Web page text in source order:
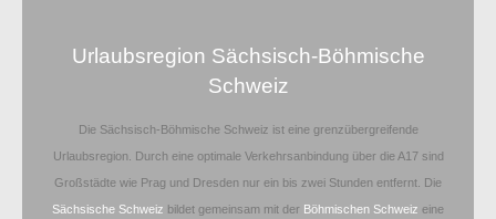
Urlaubsregion Sächsisch-Böhmische
Schweiz
Die Sächsisch-Böhmische Schweiz ist eine grenzübergreifende
Urlaubsregion. Durch eine optimale Verkehrsanbindung über die A17 sind
Großstädte wie Prag und Dresden nur ein bis zwei Stunden entfernt. Die
Sächsische Schweiz bildet gemeinsam mit der Böhmischen Schweiz eine